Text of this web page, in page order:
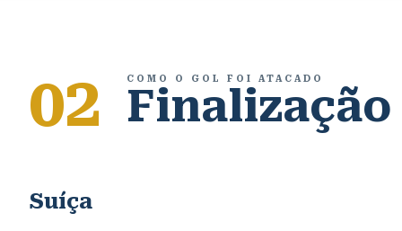
02 COMO O GOL FOI ATACADO
Finalização
Suíça